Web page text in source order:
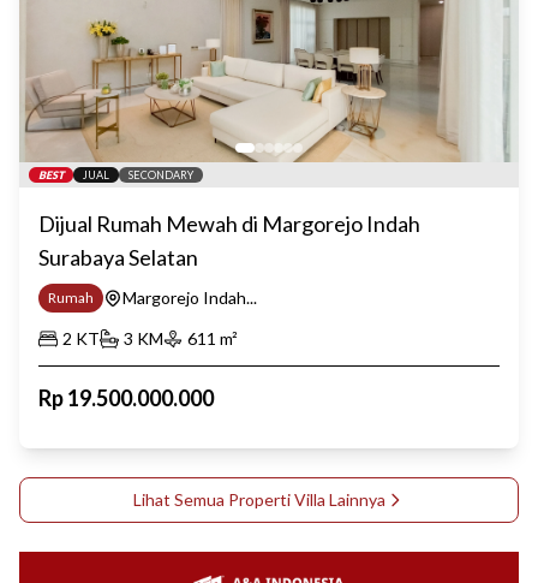
BEST JUAL SECONDARY
Dijual Rumah Mewah di Margorejo Indah
Surabaya Selatan
Rumah
Margorejo Indah...
2 KT 3 KM 611 m²
Rp19.500.000.000
Lihat Semua PropertiVilla Lainnya